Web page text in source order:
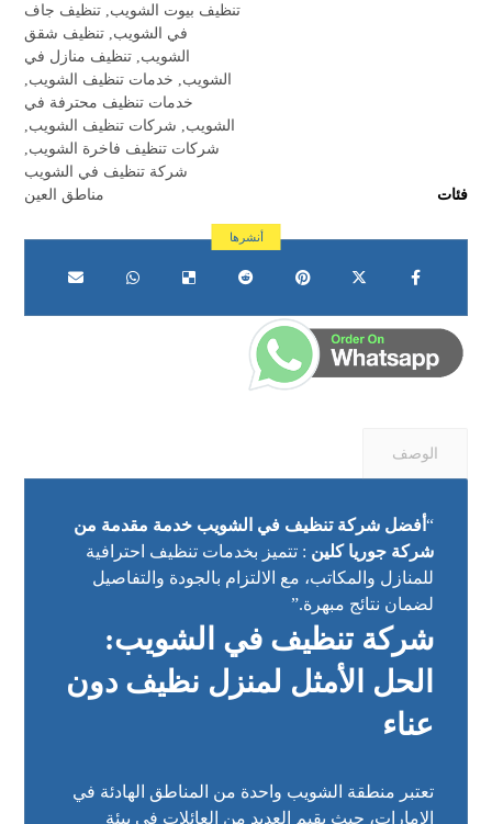
تنظيف بيوت الشويب, تنظيف جاف
في الشويب, تنظيف شقق
الشويب, تنظيف منازل في
الشويب, خدمات تنظيف الشويب,
خدمات تنظيف محترفة في
الشويب, شركات تنظيف الشويب,
شركات تنظيف فاخرة الشويب,
شركة تنظيف في الشويب
فئات
مناطق العين
الوصف
“ أفضل شركة تنظيف في الشويب خدمة مقدمة من
شركة جوريا كلين : تتميز بخدمات تنظيف احترافية
للمنازل والمكاتب، مع الالتزام بالجودة والتفاصيل
لضمان نتائج مبهرة.”
شركة تنظيف في الشويب:
الحل الأمثل لمنزل نظيف دون
عناء
تعتبر منطقة الشويب واحدة من المناطق الهادئة في
الإمارات، حيث يقيم العديد من العائلات في بيئة